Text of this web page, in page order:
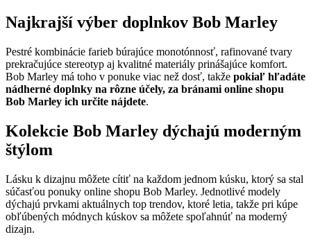
Najkrajší výber doplnkov Bob Marley
Pestré kombinácie farieb búrajúce monotónnosť, rafinované tvary
prekračujúce stereotyp aj kvalitné materiály prinášajúce komfort.
Bob Marley má toho v ponuke viac než dosť, takže pokiaľ hľadáte
nádherné doplnky na rôzne účely, za bránami online shopu
Bob Marley ich určite nájdete.
Kolekcie Bob Marley dýchajú moderným
štýlom
Lásku k dizajnu môžete cítiť na každom jednom kúsku, ktorý sa stal
súčasťou ponuky online shopu Bob Marley. Jednotlivé modely
dýchajú prvkami aktuálnych top trendov, ktoré letia, takže pri kúpe
obľúbených módnych kúskov sa môžete spoľahnúť na moderný
dizajn.